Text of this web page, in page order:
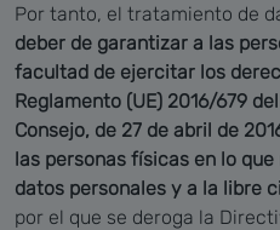
Por tanto, el tratamiento de
deber de garantizar a las
facultad de ejercitar los
Reglamento (UE) 2016/679
Consejo, de 27 de abril de
las personas físicas en lo
datos personales y a la libre
por el que se deroga la